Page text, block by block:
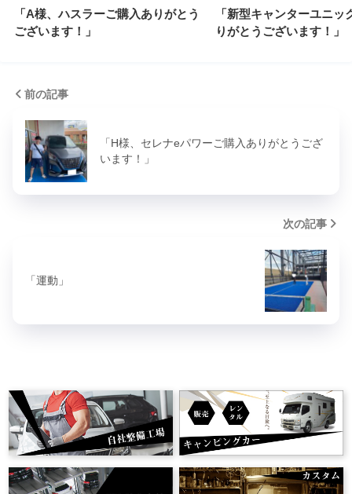
「A様、ハスラーご購入ありがとう
ございます！」
「新型キャンターユニッ
りがとうございます！」
前の記事
「H様、セレナeパワーご購入ありがとうござ
います！」
次の記事
「運動」